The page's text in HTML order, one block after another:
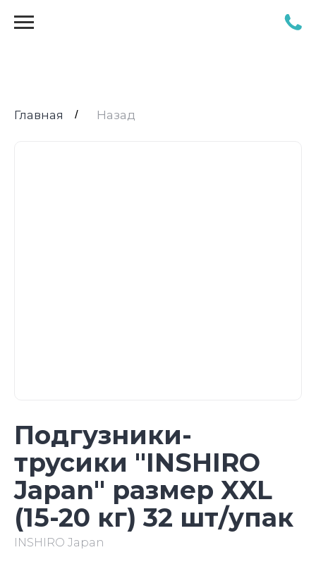
Главная / Назад
Подгузники-
трусики "INSHIRO
Japan" размер XXL
(15-20 кг) 32 шт/упак
INSHIRO Japan